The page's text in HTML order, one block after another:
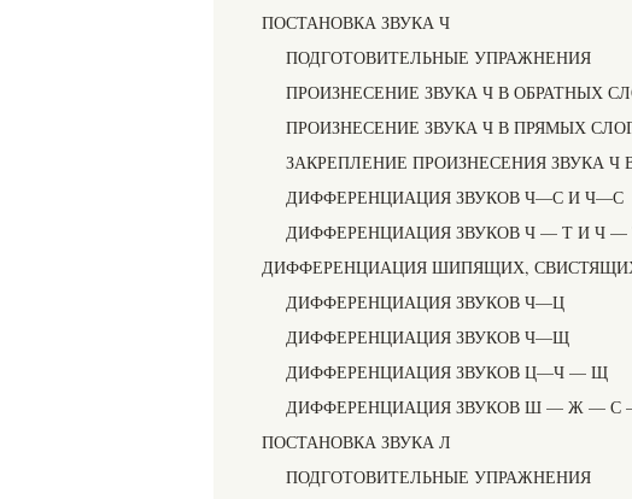
ПОСТАНОВКА ЗВУКА Ч
ПОДГОТОВИТЕЛЬНЫЕ УПРАЖНЕНИЯ
ПРОИЗНЕСЕНИЕ ЗВУКА Ч В ОБРАТНЫХ
ПРОИЗНЕСЕНИЕ ЗВУКА Ч В ПРЯМЫХ
ЗАКРЕПЛЕНИЕ ПРОИЗНЕСЕНИЯ ЗВУКА
ДИФФЕРЕНЦИАЦИЯ ЗВУКОВ Ч—С И Ч—С
ДИФФЕРЕНЦИАЦИЯ ЗВУКОВ Ч — Т И Ч —
ДИФФЕРЕНЦИАЦИЯ ШИПЯЩИХ,
ДИФФЕРЕНЦИАЦИЯ ЗВУКОВ Ч—Ц
ДИФФЕРЕНЦИАЦИЯ ЗВУКОВ Ч—Щ
ДИФФЕРЕНЦИАЦИЯ ЗВУКОВ Ц—Ч — Щ
ДИФФЕРЕНЦИАЦИЯ ЗВУКОВ Ш — Ж —
ПОСТАНОВКА ЗВУКА Л
ПОДГОТОВИТЕЛЬНЫЕ УПРАЖНЕНИЯ